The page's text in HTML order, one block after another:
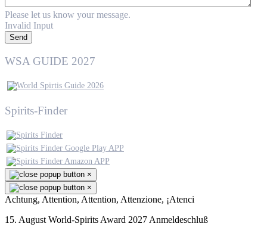
Please let us know your message.
Invalid Input
Send
WSA GUIDE 2027
Spirits-Finder
×
×
Achtung, Attention, Attention, Attenzione, ¡Atenci
15. August World-Spirits Award 2027 Anmeldeschluß